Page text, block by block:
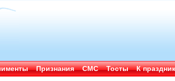
Признания СМС Тосты К